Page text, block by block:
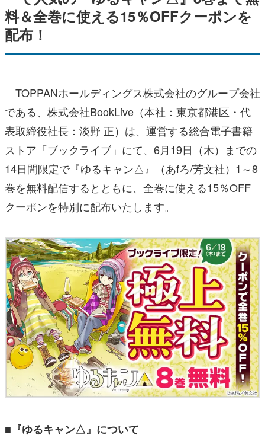
料＆全巻に使える15％OFFクーポンを
配布！
TOPPANホールディングス株式会社のグループ会社
である、株式会社BookLive（本社：東京都港区・代
表取締役社長：淡野 正）は、運営する総合電子書籍
ストア「ブックライブ」にて、6月19日（木）までの
14日間限定で『ゆるキャン△』（あfろ/芳文社）1～8
巻を無料配信するとともに、全巻に使える15％OFF
クーポンを特別に配布いたします。
■『ゆるキャン△』について